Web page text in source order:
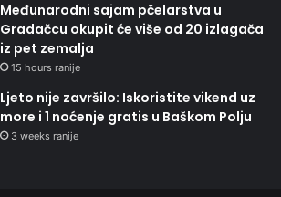
Međunarodni sajam pčelarstva u
Gradačcu okupit će više od 20 izlagača
iz pet zemalja
15 hours ranije
Ljeto nije završilo: Iskoristite vikend uz
more i 1 noćenje gratis u Baškom Polju
3 weeks ranije